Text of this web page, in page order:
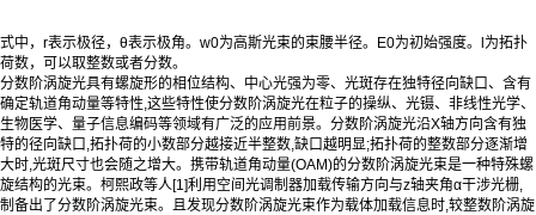
式中，r表示极径，θ表示极角。w0为高斯光束的束腰半径。E0为初始强度。l为拓扑
荷数，可以取整数或者分数。
分数阶涡旋光具有螺旋形的相位结构、中心光强为零、光斑存在独特径向缺口、含有
确定轨道角动量等特性,这些特性使分数阶涡旋光在粒子的操纵、光镊、非线性光学、
生物医学、量子信息编码等领域有广泛的应用前景。分数阶涡旋光沿X轴方向含有独
特的径向缺口,拓扑荷的小数部分越接近半整数,缺口越明显;拓扑荷的整数部分逐渐增
大时,光斑尺寸也会随之增大。携带轨道角动量(OAM)的分数阶涡旋光束是一种特殊螺
旋结构的光束。柯熙政等人[1]利用空间光调制器加载传输方向与z轴夹角α干涉光栅,
制备出了分数阶涡旋光束。且发现分数阶涡旋光束作为载体加载信息时,较整数阶涡旋